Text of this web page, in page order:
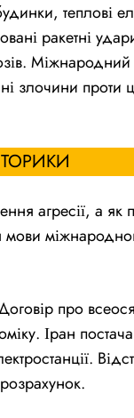
теплові
ракетні
злочини проти
агресії, а
мови
про
Іран